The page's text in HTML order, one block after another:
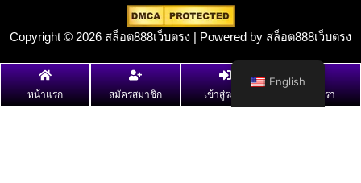
r
a
m
t
e
r
e
e
s
t
Copyright © 2026 สล็อต888เว็บตรง | Powered by สล็อต888เว็บตรง
หน้าแรก สมัครสมาชิก เข้าสู่ระบบ ติดต่อเรา
English